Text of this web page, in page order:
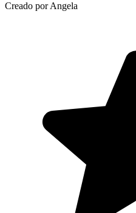
Creado por Angela